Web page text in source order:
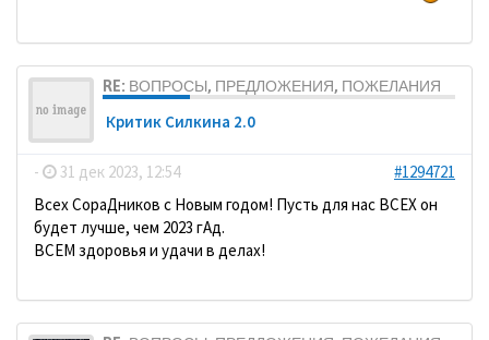
RE: ВОПРОСЫ, ПРЕДЛОЖЕНИЯ, ПОЖЕЛАНИЯ
Критик Силкина 2.0
- 31 дек 2023, 12:54
#1294721
Всех СораДников с Новым годом! Пусть для нас ВСЕХ он
будет лучше, чем 2023 гАд.
ВСЕМ здоровья и удачи в делах!